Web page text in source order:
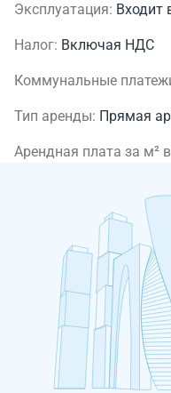
Эксплуатация: Входит
Налог: Включая НДС
Коммунальные
Тип аренды: Прямая
Арендная плата за м²